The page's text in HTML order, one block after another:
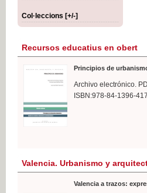
Col·leccions [+/-]
Recursos educatius en obert
Principios de
Archivo electrónico.
ISBN:978-84-1396-
Valencia. Urbanismo y
Valencia a trazos: